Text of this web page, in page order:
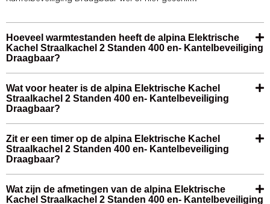
Hoeveel warmtestanden heeft de alpina Elektrische
Kachel Straalkachel 2 Standen 400 en- Kantelbeveiliging
Draagbaar?
Wat voor heater is de alpina Elektrische Kachel
Straalkachel 2 Standen 400 en- Kantelbeveiliging
Draagbaar?
Zit er een timer op de alpina Elektrische Kachel
Straalkachel 2 Standen 400 en- Kantelbeveiliging
Draagbaar?
Wat zijn de afmetingen van de alpina Elektrische
Kachel Straalkachel 2 Standen 400 en- Kantelbeveiliging